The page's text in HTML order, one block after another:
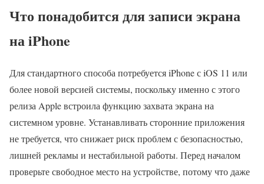
Что понадобится для записи экрана
на iPhone
Для стандартного способа потребуется iPhone с iOS 11 или
более новой версией системы, поскольку именно с этого
релиза Apple встроила функцию захвата экрана на
системном уровне. Устанавливать сторонние приложения
не требуется, что снижает риск проблем с безопасностью,
лишней рекламы и нестабильной работы. Перед началом
проверьте свободное место на устройстве, потому что даже